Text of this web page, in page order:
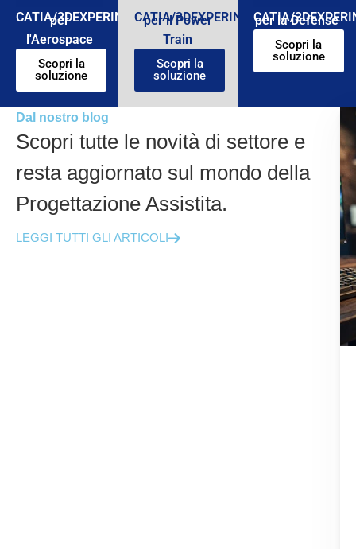
CATIA/3DEXPERINCE
per
l'Aerospace
Scopri la
soluzione
CATIA/3DEXPERINCE
per il Power
Train
Scopri la
soluzione
CATIA/
per la Defense
Scopri la
soluzione
Dal nostro blog
Scopri tutte le novità di settore e
resta aggiornato sul mondo della
Progettazione Assistita.
LEGGI TUTTI GLI ARTICOLI